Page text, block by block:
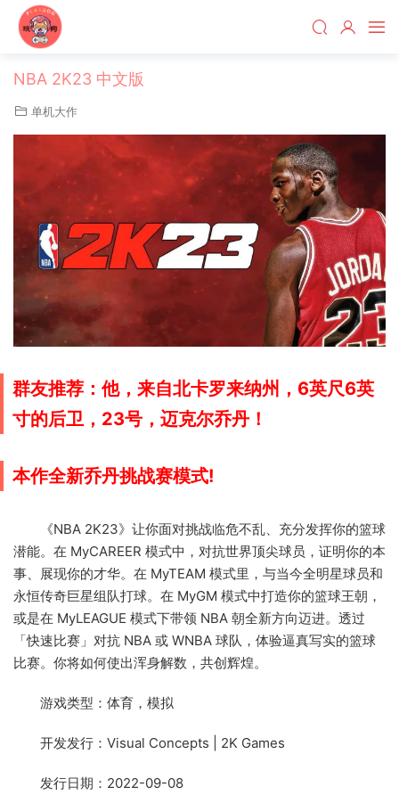
NBA 2K23 中文版
单机大作
群友推荐：他，来自北卡罗来纳州，6英尺6英
寸的后卫，23号，迈克尔乔丹！
本作全新乔丹挑战赛模式!
《NBA 2K23》让你面对挑战临危不乱、充分发挥你的篮球
潜能。在 MyCAREER 模式中，对抗世界顶尖球员，证明你的本
事、展现你的才华。在 MyTEAM 模式里，与当今全明星球员和
永恒传奇巨星组队打球。在 MyGM 模式中打造你的篮球王朝，
或是在 MyLEAGUE 模式下带领 NBA 朝全新方向迈进。透过
「快速比赛」对抗 NBA 或 WNBA 球队，体验逼真写实的篮球
比赛。你将如何使出浑身解数，共创辉煌。
游戏类型：体育，模拟
开发发行：Visual Concepts | 2K Games
发行日期：2022-09-08